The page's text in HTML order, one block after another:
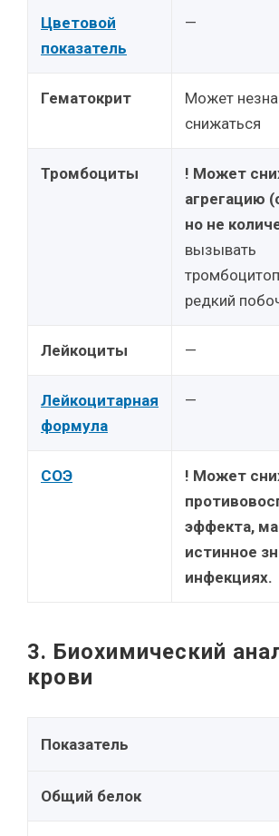
Цветовой
показатель
—
Гематокрит
Может
снижаться
Тромбоциты
! Может
агрегацию
но не
вызывать
редкий
Лейкоциты —
Лейкоцитарная
формула
—
СОЭ
! Может
эффекта,
истинное
инфекциях.
3. Биохимический
крови
Показатель
Общий белок